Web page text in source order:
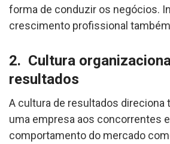
forma de conduzir os negócios.
crescimento profissional
2. Cultura
resultados
A cultura de resultados direciona
uma empresa aos concorrentes
comportamento do mercado